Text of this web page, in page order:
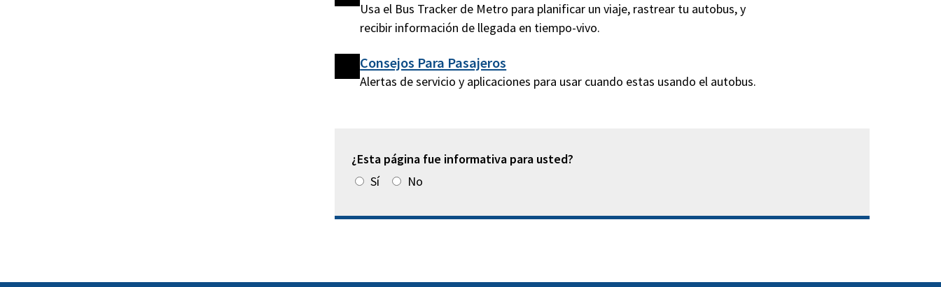
Usa el Bus Tracker de Metro para planificar un viaje, rastrear tu autobus, y
recibir información de llegada en tiempo-vivo.
Consejos Para Pasajeros
Alertas de servicio y aplicaciones para usar cuando estas usando el autobus.
¿Esta página fue informativa para usted?
Sí
No